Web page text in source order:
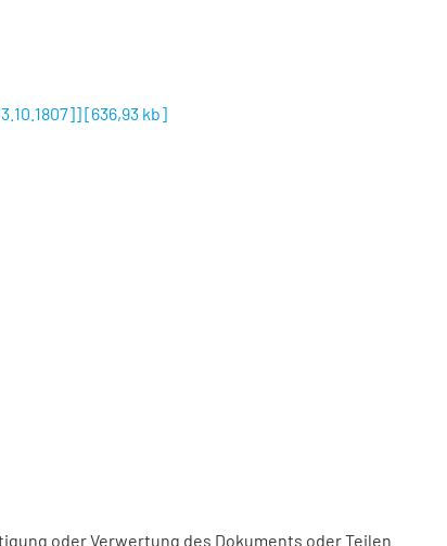
[636,93 kb]
oder Verwertung des Dokuments oder Teilen